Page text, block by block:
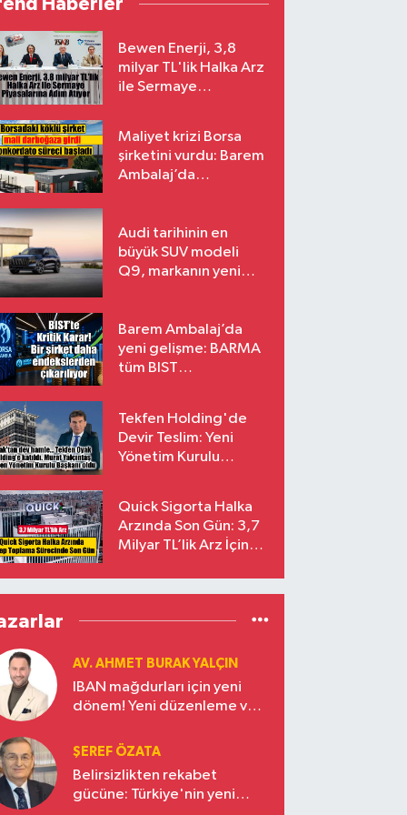
Haberler
Bewen Enerji, 3,8
milyar TL'lik Halka Arz
ile Sermaye
Maliyet krizi Borsa
şirketini vurdu: Barem
Ambalaj’da
Audi tarihinin en
büyük SUV modeli
Q9, markanın yeni
Barem Ambalaj’da
yeni gelişme: BARMA
tüm BIST
Tekfen Holding'de
Devir Teslim: Yeni
Yönetim Kurulu
Quick Sigorta Halka
Arzında Son Gün: 3,7
Milyar TL’lik Arz İçin
Eriyor
AV. AHMET BURAK YALÇIN
IBAN mağdurları için yeni
dönem! Yeni düzenleme ve
ŞEREF ÖZATA
Belirsizlikten rekabet
gücüne: Türkiye'nin yeni